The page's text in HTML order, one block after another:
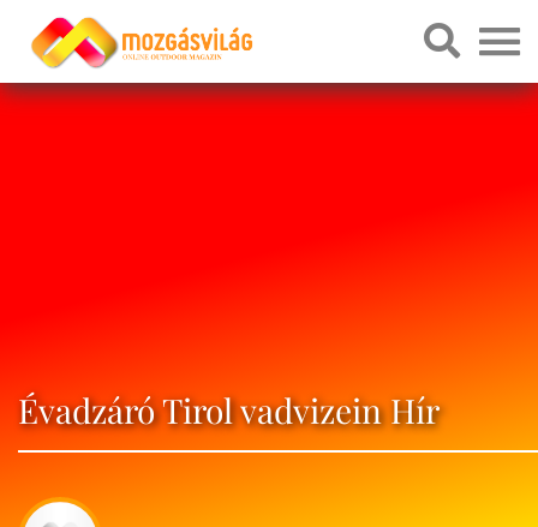
Évadzáró Tirol vadvizein Hír